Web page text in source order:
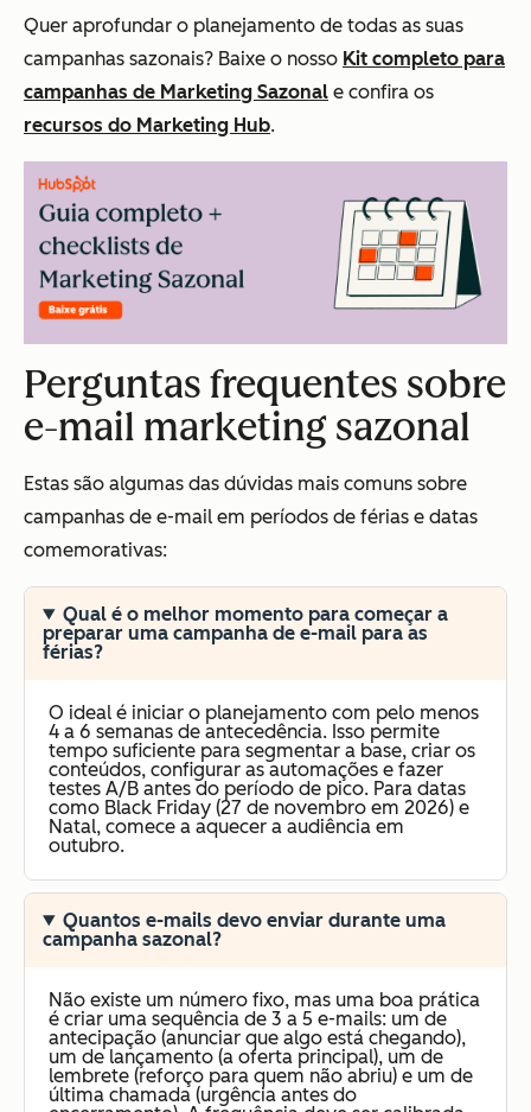
Quer aprofundar o planejamento de todas as suas
campanhas sazonais? Baixe o nosso Kit completo para
campanhas de Marketing Sazonal e confira os
recursos do Marketing Hub.
Perguntas frequentes sobre
e-mail marketing sazonal
Estas são algumas das dúvidas mais comuns sobre
campanhas de e-mail em períodos de férias e datas
comemorativas:
Qual é o melhor momento para começar a
preparar uma campanha de e-mail para as
férias?
O ideal é iniciar o planejamento com pelo menos
4 a 6 semanas de antecedência. Isso permite
tempo suficiente para segmentar a base, criar os
conteúdos, configurar as automações e fazer
testes A/B antes do período de pico. Para datas
como Black Friday (27 de novembro em 2026) e
Natal, comece a aquecer a audiência em
outubro.
Quantos e-mails devo enviar durante uma
campanha sazonal?
Não existe um número fixo, mas uma boa prática
é criar uma sequência de 3 a 5 e-mails: um de
antecipação (anunciar que algo está chegando),
um de lançamento (a oferta principal), um de
lembrete (reforço para quem não abriu) e um de
última chamada (urgência antes do